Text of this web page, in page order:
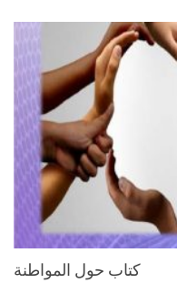
كتاب حول المواطنة